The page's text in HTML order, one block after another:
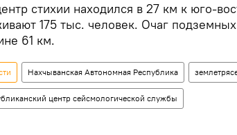
стихии находился в 27 км к юго-
175 тыс. человек. Очаг
61 км.
Нахчыванская Автономная Республика
центр сейсмологической службы